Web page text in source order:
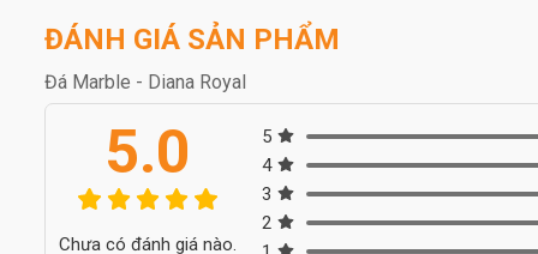
Bề mặt hoàn thiện: Mài bóng cao cấp
🌟 Chất lượng đá nhập khẩu 100% – chọn từng lô, từng tấm
🌟 Hàng luôn có sẵn – giao nhanh toàn quốc
🌟 Tư vấn tận tâm – thi công chuyên nghiệp
🌟 Trên 300+ công trình đẳng cấp đã chọn Diana Royal từ
📞 Liên hệ ngay để nhận báo giá & tư vấn miễn phí
ĐÁNH GIÁ SẢN PHẨM
Đá Marble - Diana Royal
5.0
Chưa có đánh giá nào.
5
4
3
2